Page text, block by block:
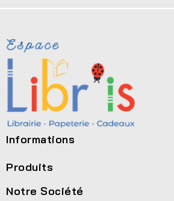
Informations
Produits
Notre Société